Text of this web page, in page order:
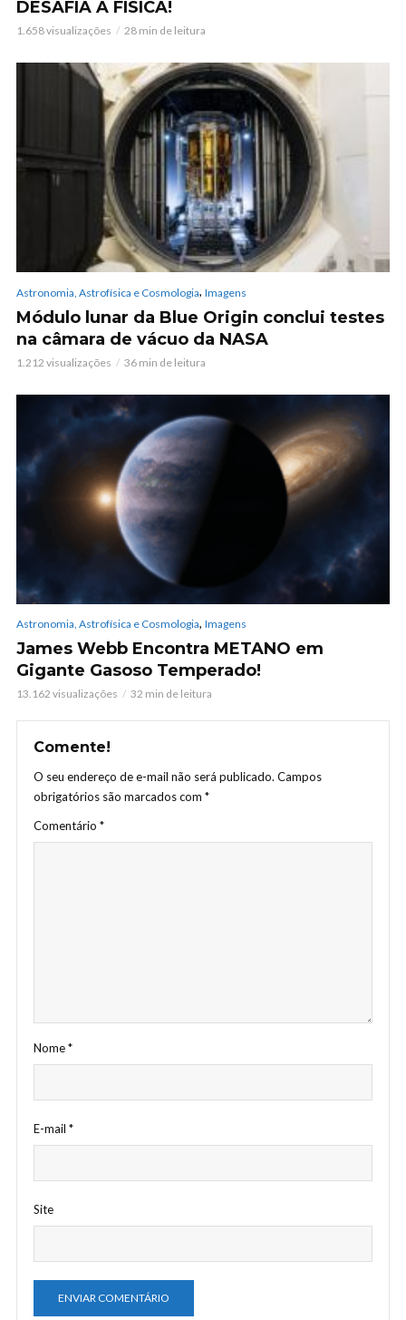
DESAFIA A FÍSICA!
1.658 visualizações 28 min de leitura
Astronomia, Astrofísica e Cosmologia, Imagens
Módulo lunar da Blue Origin conclui testes
na câmara de vácuo da NASA
1.212 visualizações 36 min de leitura
Astronomia, Astrofísica e Cosmologia, Imagens
James Webb Encontra METANO em
Gigante Gasoso Temperado!
13.162 visualizações 32 min de leitura
Comente!
O seu endereço de e-mail não será publicado. Campos
obrigatórios são marcados com *
Comentário *
Nome*
E-mail *
Site